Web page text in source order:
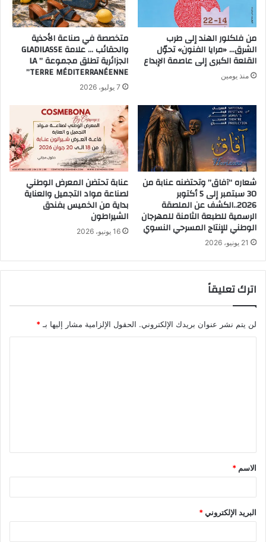
من فلكلور الهند إلى طرب
الشرق… «مرايا الفنون» تحوّل
القلعة الكبرى إلى عاصمة الإبداع
منذ يومين
متخصصة في صناعة الأحذية
والحقائب … علامة GLADILASSE
الجزائرية تطلق مجموعة ” LA
TERRE MÉDITERRANÉENNE”
7 يوليو، 2026
شعاره “آفاق” وتحتضنه عنابة من
30 سبتمبر إلى 5 أكتوبر
2026..الكشف عن الملصقة
الرسمية للطبعة الثامنة للمهرجان
الوطني للإنتاج المسرحي النسوي
21 يونيو، 2026
عنابة تحتضن المعرض الوطني
لصناعة مواد التجميل والعناية
بداية من الخميس بفندق
الشيراطون
16 يونيو، 2026
اترك تعليقاً
لن يتم نشر عنوان بريدك الإلكتروني. الحقول الإلزامية مشار إليها بـ*
ق
*
الاسم *
البريد الإلكتروني*